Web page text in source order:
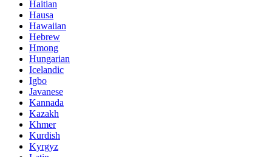
Haitian
Hausa
Hawaiian
Hebrew
Hmong
Hungarian
Icelandic
Igbo
Javanese
Kannada
Kazakh
Khmer
Kurdish
Kyrgyz